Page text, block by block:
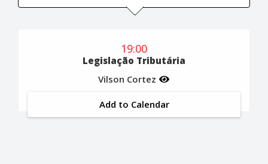
19:00
Legislação Tributária
Vilson Cortez
Add to Calendar